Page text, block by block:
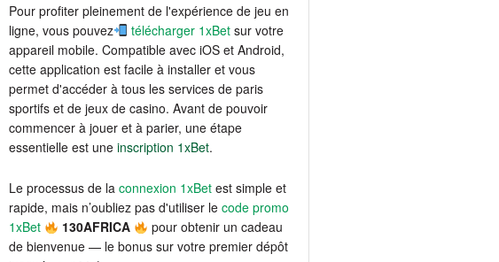
Pour profiter pleinement de l'expérience de jeu en
ligne, vous pouvez
télécharger 1xBet sur votre
appareil mobile. Compatible avec iOS et Android,
cette application est facile à installer et vous
permet d'accéder à tous les services de paris
sportifs et de jeux de casino. Avant de pouvoir
commencer à jouer et à parier, une étape
essentielle est une inscription 1xBet.
Le processus de la connexion 1xBetest simple et
rapide, mais n’oubliez pas d'utiliser le code promo
1xBet
130AFRICA
pour obtenir un cadeau
de bienvenue — le bonus sur votre premier dépôt